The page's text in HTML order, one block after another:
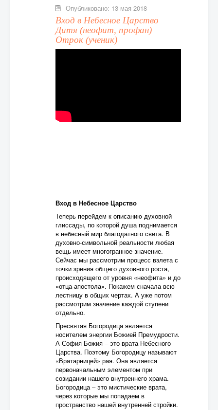
Опубликовано: 13 мая 2018
Вход в Небесное Царство
Дитя (неофит, профан)
Отрок (ученик)
Вход в Небесное Царство
Теперь перейдем к описанию духовной
глиссады, по которой душа поднимается
в небесный мир благодатного света. В
духовно-символьной реальности любая
вещь имеет многогранное значение.
Сейчас мы рассмотрим процесс взлета с
точки зрения общего духовного роста,
происходящего от уровня «неофита» и до
«отца-апостола». Покажем сначала всю
лестницу в общих чертах. А уже потом
рассмотрим значение каждой ступени
отдельно.
Пресвятая Богородица является
носителем энергии Божией Премудрости.
А София Божия – это врата Небесного
Царства. Поэтому Богородицу называют
«Вратарницей» рая. Она является
первоначальным элементом при
созидании нашего внутреннего храма.
Богородица – это мистические врата,
через которые мы попадаем в
пространство нашей внутренней стройки.